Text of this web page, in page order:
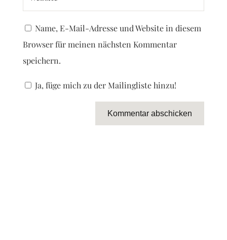
Name, E-Mail-Adresse und Website in diesem
Browser für meinen nächsten Kommentar
speichern.
Ja, füge mich zu der Mailingliste hinzu!
Kommentar abschicken